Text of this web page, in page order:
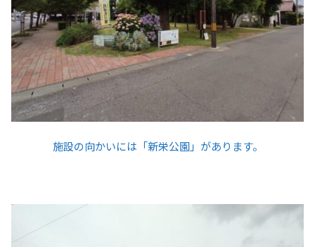
施設の向かいには「新栄公園」があります。